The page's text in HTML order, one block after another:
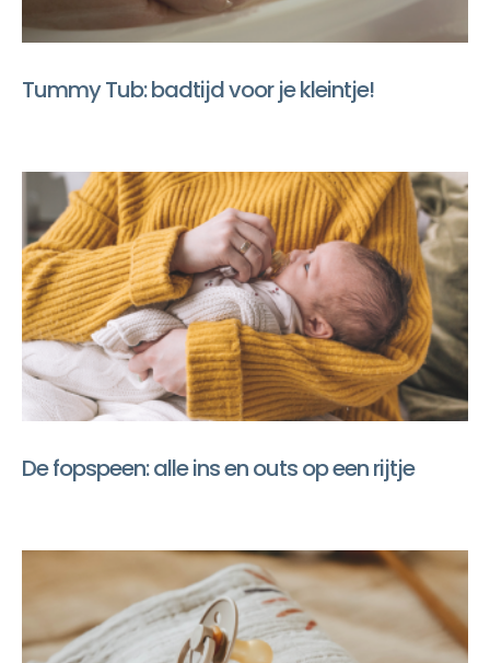
Tummy Tub: badtijd voor je kleintje!
De fopspeen: alle ins en outs op een rijtje